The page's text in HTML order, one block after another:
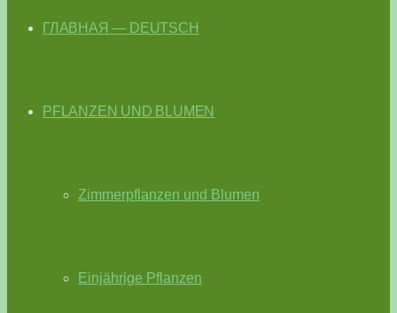
ГЛАВНАЯ — DEUTSCH
PFLANZEN UND BLUMEN
Zimmerpflanzen und Blumen
Einjährige Pflanzen